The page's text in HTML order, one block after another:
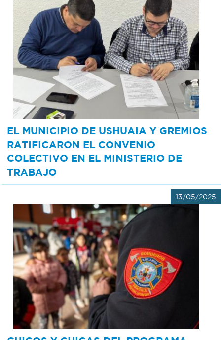
EL MUNICIPIO DE USHUAIA Y GREMIOS
RATIFICARON EL CONVENIO
COLECTIVO EN EL MINISTERIO DE
TRABAJO
13/05/2025